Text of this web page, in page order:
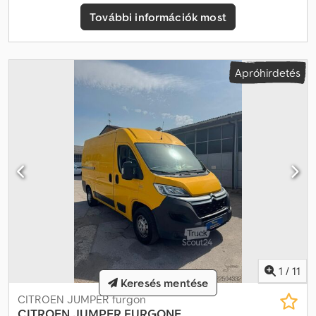
tábla felismerés - Fáradtságfigyelő - Tempomat -
Sebességkorlátozó - Elektromos indításgátló További opciók: -
Jégfehér szín (P0PR) - "Crepe Black" szövetkárpit + háttámla
rendszer érintőképernyővel, DAB+Apple CarPlay & Android
Auto+dupla USB töltőcsatlakozó+Kapcsolódó Szolgáltatások
Négyévszakos abroncsok (MI32) - Digitális menetíró (HC09) -
Rugózott vezetőülés (RH16) - Meghosszabbított hátsó kábelköteg
(KY06) - Megerősített hátsó felfüggesztés (dupla laprugó SE08)
Felépítmény: - Autómentő felépítmény felhajtósínekkel -
"Tranutec" szerszámos láda - LED munkalámpák - 3,0 t
vontatóhorog Credpfx Aheymh Eae Iof - "Pundmann" csörlő -
Kiegészítő légrugózás a hátsó tengelyen - Fényezett oldalsó
borítás - TÜV §13 StVZO-minősítés Tranutec – Haszonjármű-
specialista! Több mint 15 év tapasztalat a haszonjárművek
területén! Kiemelkedő áraink mellett az Ön igényeire szabott
megoldásokat kínálunk. Például gyári Tranutec kiegészítőként: -
Lombrács - Oldalfalmagasítások - Ponyvaív - Figyelmeztető
fényhíd - Vontatóhorog (háromoldalú billenőhöz rövid, az oldalfal
sérülésének megelőzésére) - További szerszámos láda
További információk most
Apróhirdetés
1 / 11
CITROEN JUMPER furgon
Keresés mentése